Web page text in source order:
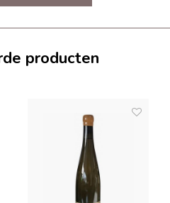
producten